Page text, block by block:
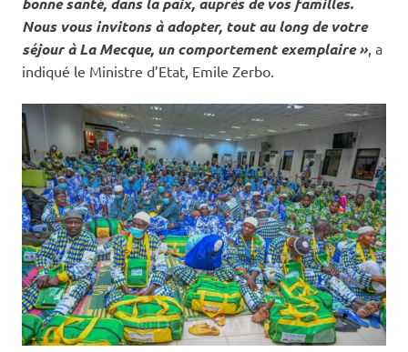
Nous vous invitons à adopter, tout au long de votre
séjour à La Mecque, un comportement exemplaire » , a
indiqué le Ministre d’Etat, Emile Zerbo.